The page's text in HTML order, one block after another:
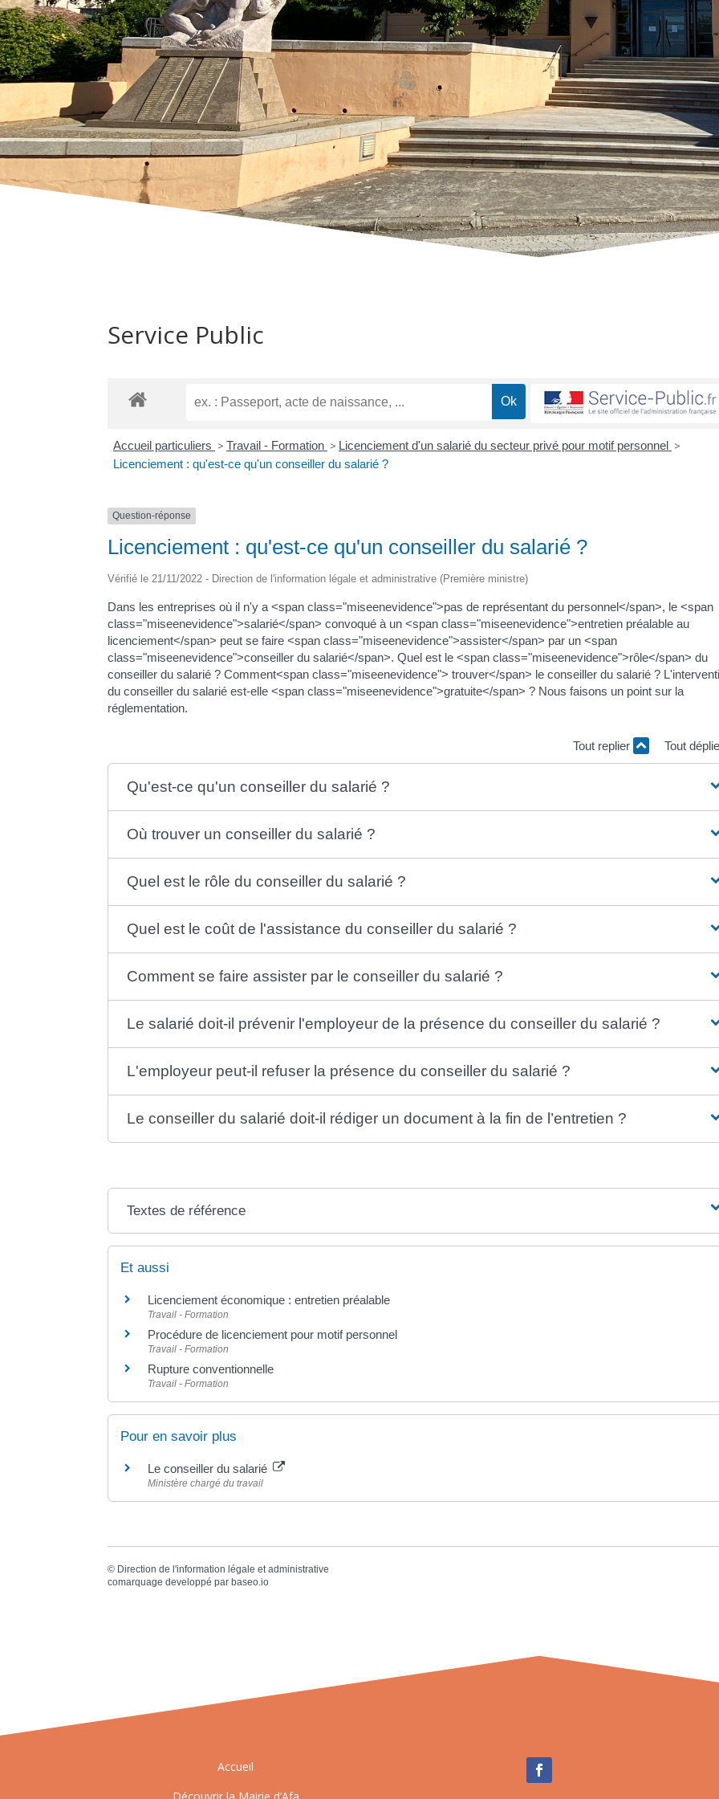
Service Public
Accueil particuliers > Travail - Formation > Licenciement d'un salarié du secteur privé pour motif personnel >
Licenciement : qu'est-ce qu'un conseiller du salarié ?
Question-réponse
Licenciement : qu'est-ce qu'un conseiller du salarié ?
Vérifié le 21/11/2022 - Direction de l'information légale et administrative (Première ministre)
Dans les entreprises où il n'y a <span class="miseenevidence">pas de représentant du personnel</span>, le <span
class="miseenevidence">salarié</span> convoqué à un <span class="miseenevidence">entretien préalable au
licenciement</span> peut se faire <span class="miseenevidence">assister</span> par un <span
class="miseenevidence">conseiller du salarié</span>. Quel est le <span class="miseenevidence">rôle</span> du
conseiller du salarié ? Comment<span class="miseenevidence"> trouver</span> le conseiller du salarié ?
du conseiller du salarié est-elle <span class="miseenevidence">gratuite</span> ? Nous faisons un point sur la
réglementation.
Tout replier Tout
Qu'est-ce qu'un conseiller du salarié ?
Où trouver un conseiller du salarié ?
Quel est le rôle du conseiller du salarié ?
Quel est le coût de l'assistance du conseiller du salarié ?
Comment se faire assister par le conseiller du salarié ?
Le salarié doit-il prévenir l'employeur de la présence du conseiller du salarié ?
L'employeur peut-il refuser la présence du conseiller du salarié ?
Le conseiller du salarié doit-il rédiger un document à la fin de l’entretien ?
Textes de référence
Et aussi
Licenciement économique : entretien préalable
Travail - Formation
Procédure de licenciement pour motif personnel
Travail - Formation
Rupture conventionnelle
Travail - Formation
Pour en savoir plus
Le conseiller du salarié
Ministère chargé du travail
© Direction de l'information légale et administrative
comarquage developpé par baseo.io
Accueil